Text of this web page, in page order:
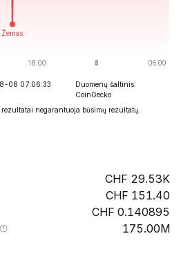
08 07:06:33
Duomenų šaltinis:
CoinGecko
negarantuoja būsimų rezultatų.
29.53K
151.40
0.140895
175.00M